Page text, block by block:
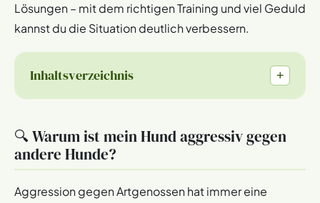
Lösungen – mit dem richtigen Training und viel Geduld
kannst du die Situation deutlich verbessern.
Inhaltsverzeichnis +
🔍 Warum ist mein Hund aggressiv gegen
andere Hunde?
Aggression gegen Artgenossen hat immer eine